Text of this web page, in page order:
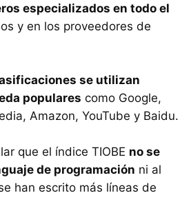
especializados en todo el
y en los proveedores de
se utilizan
populares como Google,
Amazon, YouTube y Baidu.
que el índice TIOBE no se
de programación ni al
han escrito más líneas de